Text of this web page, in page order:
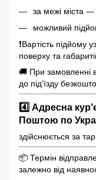
за межі міста
можливий
❗️Вартість
поверху та
🚚 При замовленні
до під’їзду
4️⃣ Адресна
Поштою по
здійснюється за
📦 Термін
залежно від